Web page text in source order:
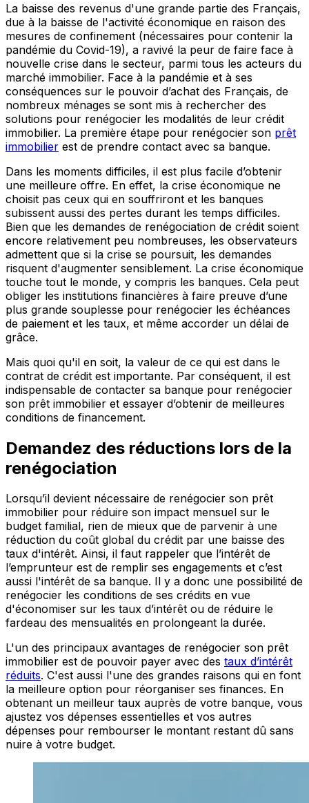
La baisse des revenus d'une grande partie des Français,
due à la baisse de l'activité économique en raison des
mesures de confinement (nécessaires pour contenir la
pandémie du Covid-19), a ravivé la peur de faire face à
nouvelle crise dans le secteur, parmi tous les acteurs du
marché immobilier. Face à la pandémie et à ses
conséquences sur le pouvoir d’achat des Français, de
nombreux ménages se sont mis à rechercher des
solutions pour renégocier les modalités de leur crédit
immobilier. La première étape pour renégocier son prêt
immobilier est de prendre contact avec sa banque.
Dans les moments difficiles, il est plus facile d’obtenir
une meilleure offre. En effet, la crise économique ne
choisit pas ceux qui en souffriront et les banques
subissent aussi des pertes durant les temps difficiles.
Bien que les demandes de renégociation de crédit soient
encore relativement peu nombreuses, les observateurs
admettent que si la crise se poursuit, les demandes
risquent d'augmenter sensiblement. La crise économique
touche tout le monde, y compris les banques. Cela peut
obliger les institutions financières à faire preuve d’une
plus grande souplesse pour renégocier les échéances
de paiement et les taux, et même accorder un délai de
grâce.
Mais quoi qu'il en soit, la valeur de ce qui est dans le
contrat de crédit est importante. Par conséquent, il est
indispensable de contacter sa banque pour renégocier
son prêt immobilier et essayer d’obtenir de meilleures
conditions de financement.
Demandez des réductions lors de la
renégociation
Lorsqu’il devient nécessaire de renégocier son prêt
immobilier pour réduire son impact mensuel sur le
budget familial, rien de mieux que de parvenir à une
réduction du coût global du crédit par une baisse des
taux d'intérêt. Ainsi, il faut rappeler que l’intérêt de
l’emprunteur est de remplir ses engagements et c’est
aussi l'intérêt de sa banque. Il y a donc une possibilité de
renégocier les conditions de ses crédits en vue
d'économiser sur les taux d’intérêt ou de réduire le
fardeau des mensualités en prolongeant la durée.
L'un des principaux avantages de renégocier son prêt
immobilier est de pouvoir payer avec des taux d’intérêt
réduits. C'est aussi l'une des grandes raisons qui en font
la meilleure option pour réorganiser ses finances. En
obtenant un meilleur taux auprès de votre banque, vous
ajustez vos dépenses essentielles et vos autres
dépenses pour rembourser le montant restant dû sans
nuire à votre budget.